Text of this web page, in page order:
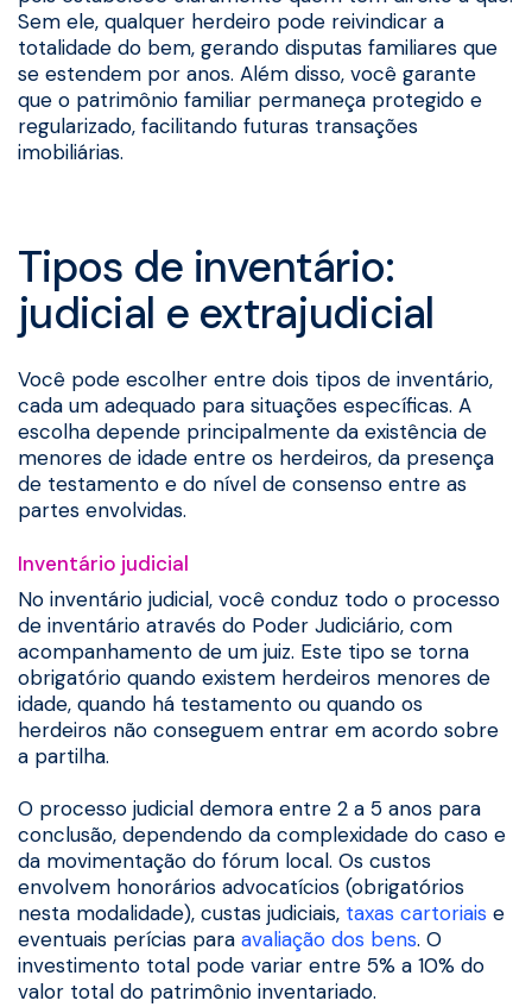
Sem ele, qualquer herdeiro pode reivindicar a
totalidade do bem, gerando disputas familiares que
se estendem por anos. Além disso, você garante
que o patrimônio familiar permaneça protegido e
regularizado, facilitando futuras transações
imobiliárias.
Tipos de inventário:
judicial e extrajudicial
Você pode escolher entre dois tipos de inventário,
cada um adequado para situações específicas. A
escolha depende principalmente da existência de
menores de idade entre os herdeiros, da presença
de testamento e do nível de consenso entre as
partes envolvidas.
Inventário judicial
No inventário judicial, você conduz todo o processo
de inventário através do Poder Judiciário, com
acompanhamento de um juiz. Este tipo se torna
obrigatório quando existem herdeiros menores de
idade, quando há testamento ou quando os
herdeiros não conseguem entrar em acordo sobre
a partilha.
O processo judicial demora entre 2 a 5 anos para
conclusão, dependendo da complexidade do caso e
da movimentação do fórum local. Os custos
envolvem honorários advocatícios (obrigatórios
nesta modalidade), custas judiciais, taxas cartoriais e
eventuais perícias para avaliação dos bens. O
investimento total pode variar entre 5% a 10% do
valor total do patrimônio inventariado.